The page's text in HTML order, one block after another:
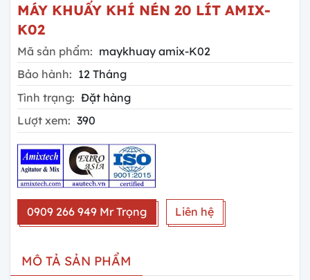
MÁY KHUẤY KHÍ NÉN 20 LÍT AMIX-
K02
Mã sản phẩm: maykhuay amix-K02
Bảo hành: 12 Tháng
Tình trạng: Đặt hàng
Lượt xem: 390
0909 266 949 Mr Trọng Liên hệ
MÔ TẢ SẢN PHẨM